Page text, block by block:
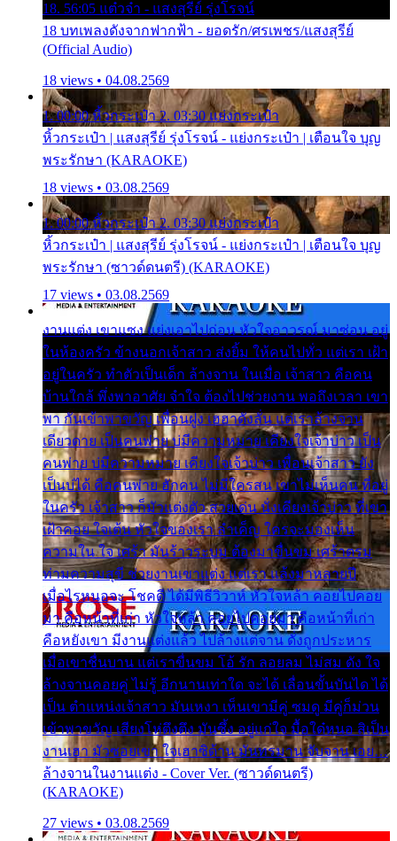
18. 56:05 แต๋วจ๋า - แสงสุรีย์ รุ่งโรจน์
18 บทเพลงดังจากฟากฟ้า - ยอดรัก/ศรเพชร/แสงสุรีย์
(Official Audio)
18 views • 04.08.2569
1. 00:00 หิ้วกระเป๋า 2. 03:30 แย่งกระเป๋า
หิ้วกระเป๋า | แสงสุรีย์ รุ่งโรจน์ - แย่งกระเป๋า | เตือนใจ บุญ
พระรักษา (KARAOKE)
18 views • 03.08.2569
1. 00:00 หิ้วกระเป๋า 2. 03:30 แย่งกระเป๋า
หิ้วกระเป๋า | แสงสุรีย์ รุ่งโรจน์ - แย่งกระเป๋า | เตือนใจ บุญ
พระรักษา (ซาวด์ดนตรี) (KARAOKE)
17 views • 03.08.2569
งานแต่ง เขาแซง แย่งเอาไปก่อน หัวใจอาวรณ์ มาซ่อน อยู่
ในห้องครัว ข้างนอกเจ้าสาว ส่งยิ้ม ให้คนไปทั่ว แต่เรา เฝ้า
อยู่ในครัว ทำตัวเป็นเด็ก ล้างจาน ในเมื่อ เจ้าสาว คือคน
บ้านใกล้ พึ่งพาอาศัย จำใจ ต้องไปช่วยงาน พอถึงเวลา เขา
พา กันเข้าพาขวัญ เพื่อนฝูง เฮฮาดังลั่น แต่เราล้างจาน
เดียวดาย เป็นคนพ่าย บ่มีความหมาย เคียงใจเจ้าบ่าว เป็น
คนพ่าย บ่มีความหมาย เคียงใจเจ้าบ่าว เพื่อนเจ้าสาว ยัง
เป็นบ่ได้ คือคนพ่าย ฮักคน ไม่มีใครสน เขาไม่เห็นคน ที่อยู่
ในครัว เจ้าสาว ก็มัวแต่งตัว สวยเด่น นั่งเคียงเจ้าบ่าว ที่เขา
เฝ้าคอย ใจเต้น หัวใจของเรา ลำเค็ญ ใครจะมองเห็น
ความใน ใจ เศร้า มันร้าวระบม ต้องมาขื่นขม เศร้าตรม
ท่ามความสุขี ช่วยงานเขาแต่ง แต่เรา แล้งมาหลายปี
เมื่อไรหนอจะ โชคดี ได้มีพิธีวิวาห์ หัวใจหล้า คอยไปคอย
มา คือหน้าที่เก่า หัวใจหล้า คอยไปคอยมา คือหน้าที่เก่า
คือหยังเขา มีงานแต่งแล้ว ไปล้างแต่จาน ดั่งถูกประหาร
เมื่อเขาชื่นบาน แต่เราขื่นขม โอ้ รัก ลอยลม ไม่สม ดัง ใจ
ล้างจานคอยคู่ ไม่รู้ อีกนานเท่าใด จะได้ เลื่อนขั้นบันได ได้
เป็น ตำแหน่งเจ้าสาว มันเหงา เห็นเขามีคู่ ซมดู มีคู่ก็ม่วน
เข้าพาขวัญ เสียงโห่ตึงตึง มันซึ้ง อยู่แก่ใจ มื้อใด๋หนอ สิเป็น
งานเฮา มัวซอยเขา ใจเฮาซิด้าน มันทรมาน จับจาน เอย…
ล้างจานในงานแต่ง - Cover Ver. (ซาวด์ดนตรี)
(KARAOKE)
27 views • 03.08.2569